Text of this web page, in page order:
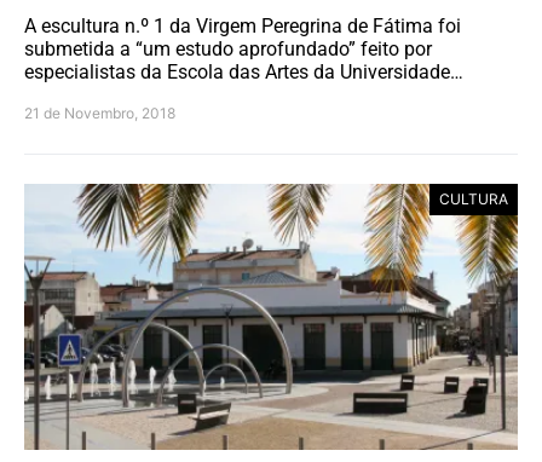
A escultura n.º 1 da Virgem Peregrina de Fátima foi
submetida a “um estudo aprofundado” feito por
especialistas da Escola das Artes da Universidade…
21 de Novembro, 2018
CULTURA